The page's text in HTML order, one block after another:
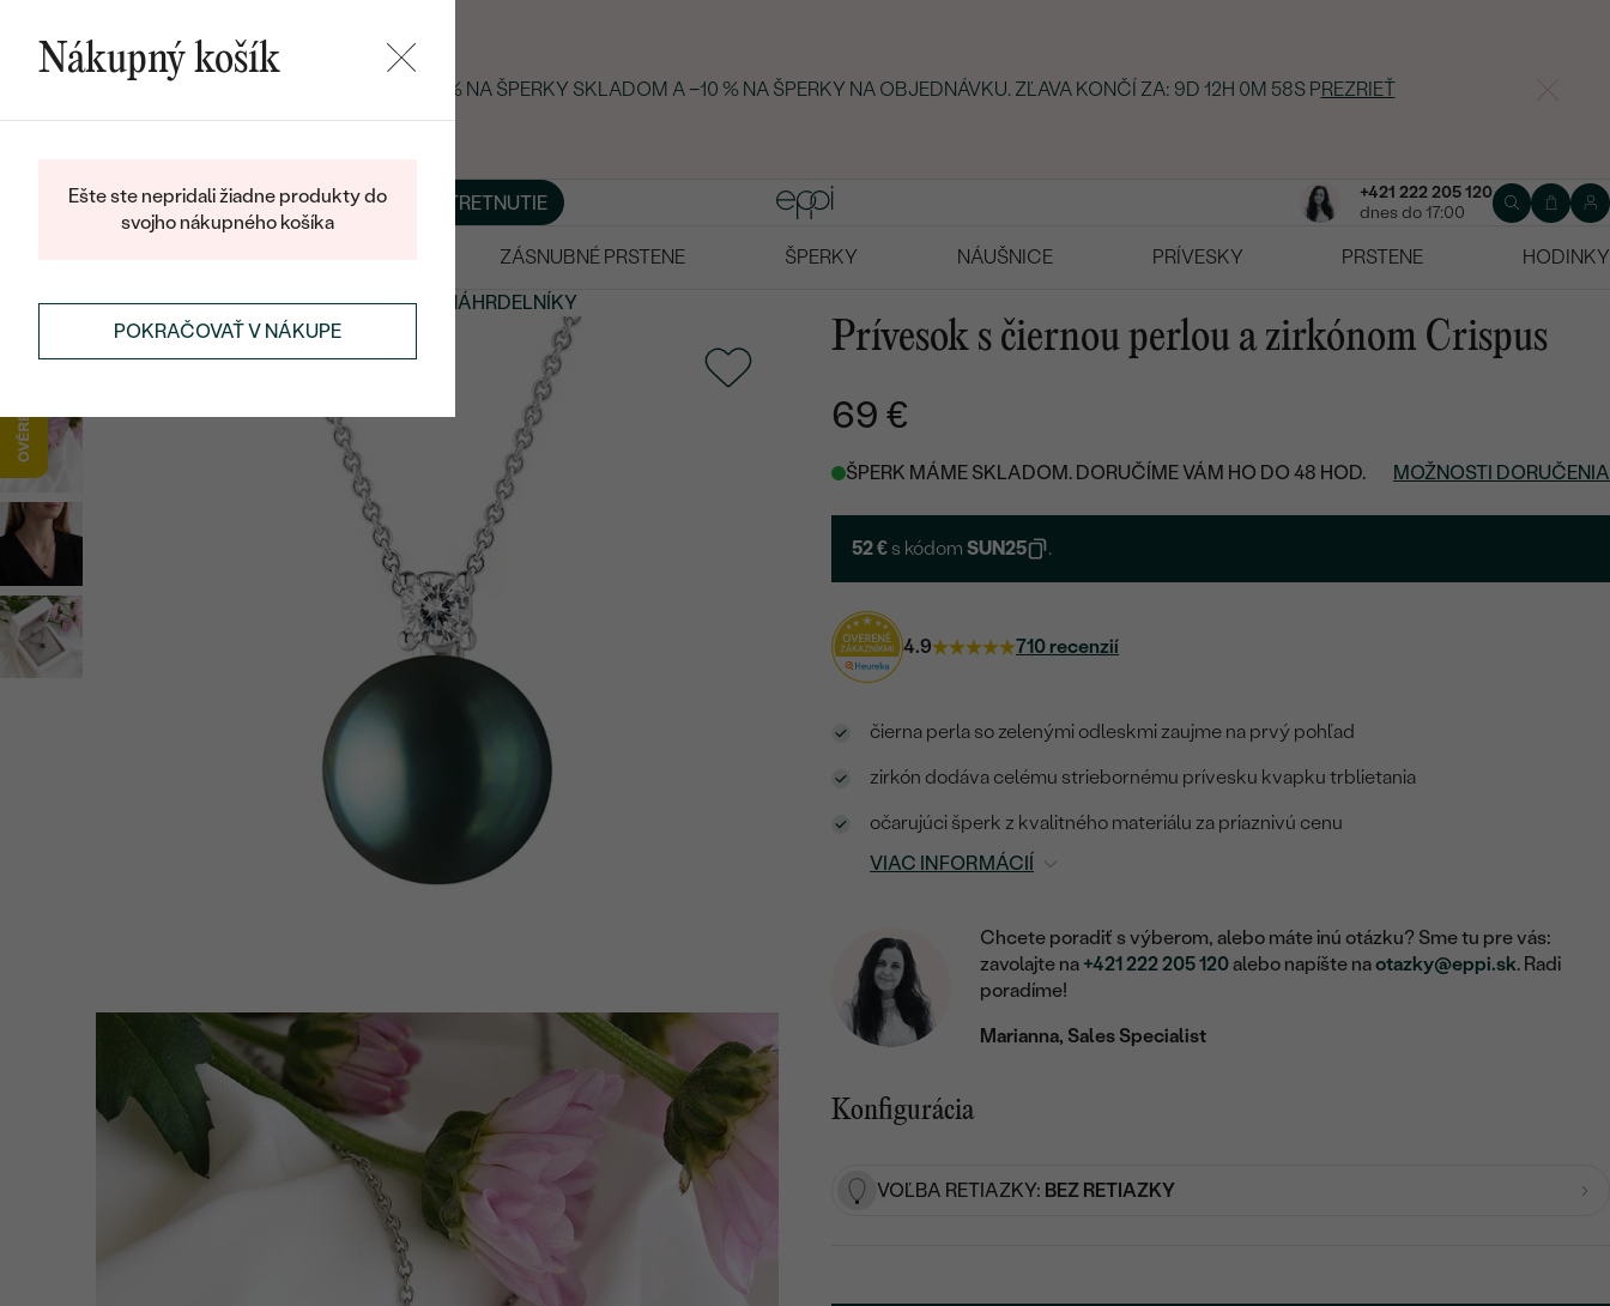
LETNÝ BLACK FRIDAY: −25 % NA ŠPERKY SKLADOM A −10 % NA ŠPERKY NA OBJEDNÁVKU. ZĽAVA KONČÍ ZA: 9D 12H 0M 57SPREZRIEŤ
BLOGŠPERKY NA MIERU DOHODNÚŤ STRETNUTIE
+421 222 205 120
dnes do 17:00
ZÁSNUBNÉ PRSTENE ŠPERKY NÁUŠNICE PRÍVESKY PRSTENE
HODINKY
PRÍVESKY A NÁHRDELNÍKYPERLOVÉ PRÍVESKY A NÁHRDELNÍKY
Prívesok s čiernou perlou a zirkónom Crispus
69 €
ŠPERK MÁME SKLADOM. DORUČÍME VÁM HO DO 48 HOD. MOŽNOSTI DORUČENIA
52 € s kódomSUN25 .
4.9 710 recenzií
čierna perla so zelenými odleskmi zaujme na prvý pohľad
zirkón dodáva celému striebornému prívesku kvapku trblietania
očarujúci šperk z kvalitného materiálu za priaznivú cenu
VIAC INFORMÁCIÍ
Chcete poradiť s výberom, alebo máte inú otázku? Sme tu pre vás:
zavolajte na +421 222 205 120alebo napíšte naotazky@eppi.sk. Radi
poradíme!
Marianna, Sales Specialist
Konfigurácia
VOĽBA RETIAZKY: BEZ RETIAZKY
Nákupný košík
Ešte ste nepridali žiadne produkty do
svojho nákupného košíka
POKRAČOVAŤ V NÁKUPE